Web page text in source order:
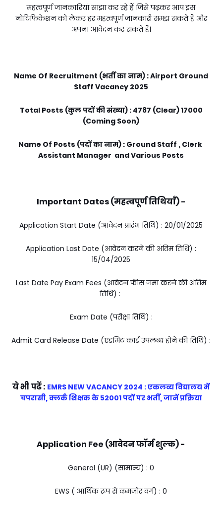
महत्वपूर्ण जानकारियां साझा कर रहे हैं जिसे पढ़कर आप इस
नोटिफिकेशन को लेकर हर महत्वपूर्ण जानकारी समझ सकते हैं और
अपना आवेदन कर सकते हैं।
Name Of Recruitment (भर्ती का नाम) : Airport Ground
Staff Vacancy 2025
Total Posts (कुल पदों की संख्या) : 4787 (Clear) 17000
(Coming Soon)
Name Of Posts (पदों का नाम) : Ground Staff , Clerk
Assistant Manager and Various Posts
Important Dates (महत्वपूर्ण तिथियाँ) -
Application Start Date (आवेदन प्रारंभ तिथि) : 20/01/2025
Application Last Date (आवेदन करने की अंतिम तिथि) :
15/04/2025
Last Date Pay Exam Fees (आवेदन फीस जमा करने की अंतिम
तिथि) :
Exam Date (परीक्षा तिथि) :
Admit Card Release Date (एडमिट कार्ड उपलब्ध होने की तिथि) :
ये भी पढें : EMRS NEW VACANCY 2024 : एकलव्य विद्यालय में
चपरासी, क्लर्क शिक्षक के 52001 पदों पर भर्ती, जानें प्रक्रिया
Application Fee (आवेदन फॉर्म शुल्क) -
General (UR) (सामान्य) : ₹0
EWS ( आर्थिक रूप से कमजोर वर्ग) : ₹0